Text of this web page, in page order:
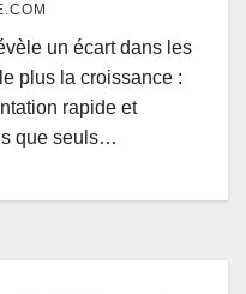
un écart dans les
plus la croissance :
rapide et
que seuls…